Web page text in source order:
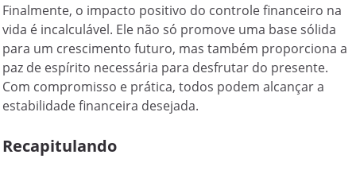
Finalmente, o impacto positivo do controle financeiro na
vida é incalculável. Ele não só promove uma base sólida
para um crescimento futuro, mas também proporciona a
paz de espírito necessária para desfrutar do presente.
Com compromisso e prática, todos podem alcançar a
estabilidade financeira desejada.
Recapitulando